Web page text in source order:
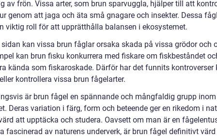
av frön. Vissa arter, som brun sparvuggla, hjälper till att
genom att jaga och äta små gnagare och insekter. Dessa
viktig roll för att upprätthålla balansen i ekosystemet.
kan vissa brun fåglar orsaka skada på vissa grödor och
kan brun fisku konkurrera med fiskare om fiskbeståndet
kända som fiskaroskade. Därför har det funnits kontroverser
kontrollera vissa brun fågelarter.
är brun fågel en spännande och mångfaldig grupp inom
Deras variation i färg, form och beteende ger en rikedom i
att upptäcka och studera. Oavsett om man är en
fascinerad av naturens underverk, är brun fågel definitivt